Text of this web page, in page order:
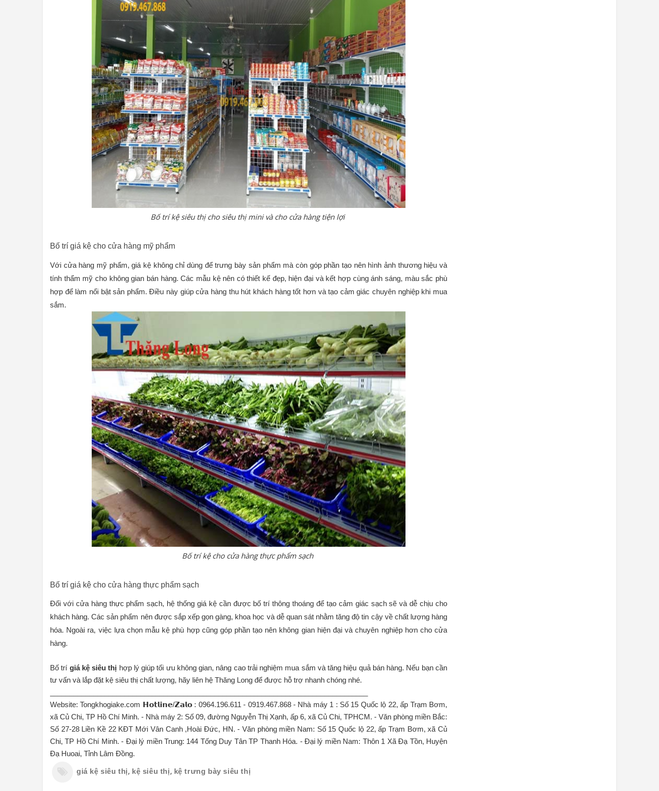
Bố trí kệ siêu thị cho siêu thị mini và cho cửa hàng tiện lợi
Bố trí giá kệ cho cửa hàng mỹ phẩm
Với cửa hàng mỹ phẩm, giá kệ không chỉ dùng để trưng bày sản phẩm mà còn góp phần tạo nên hình ảnh thương hiệu và
tính thẩm mỹ cho không gian bán hàng. Các mẫu kệ nên có thiết kế đẹp, hiện đại và kết hợp cùng ánh sáng, màu sắc phù
hợp để làm nổi bật sản phẩm. Điều này giúp cửa hàng thu hút khách hàng tốt hơn và tạo cảm giác chuyên nghiệp khi mua
sắm.
Bố trí kệ cho cửa hàng thực phẩm sạch
Bố trí giá kệ cho cửa hàng thực phẩm sạch
Đối với cửa hàng thực phẩm sạch, hệ thống giá kệ cần được bố trí thông thoáng để tạo cảm giác sạch sẽ và dễ chịu cho
khách hàng. Các sản phẩm nên được sắp xếp gọn gàng, khoa học và dễ quan sát nhằm tăng độ tin cậy về chất lượng hàng
hóa. Ngoài ra, việc lựa chọn mẫu kệ phù hợp cũng góp phần tạo nên không gian hiện đại và chuyên nghiệp hơn cho cửa
hàng.
Bố trí giá kệ siêu thị hợp lý giúp tối ưu không gian, nâng cao trải nghiệm mua sắm và tăng hiệu quả bán hàng. Nếu bạn cần
tư vấn và lắp đặt kệ siêu thị chất lượng, hãy liên hệ Thăng Long để được hỗ trợ nhanh chóng nhé.
Website: Tongkhogiake.com 𝗛𝗼𝘁𝗹𝗶𝗻𝗲/𝗭𝗮𝗹𝗼 : 0964.196.611 - 0919.467.868 - Nhà máy 1 : Số 15 Quốc lộ 22, ấp Trạm Bơm,
xã Củ Chi, TP Hồ Chí Minh. - Nhà máy 2: Số 09, đường Nguyễn Thị Xạnh, ấp 6, xã Củ Chi, TPHCM. - Văn phòng miền Bắc:
Số 27-28 Liền Kề 22 KĐT Mới Vân Canh ,Hoài Đức, HN. - Văn phòng miền Nam: Số 15 Quốc lộ 22, ấp Trạm Bơm, xã Củ
Chi, TP Hồ Chí Minh. - Đại lý miền Trung: 144 Tống Duy Tân TP Thanh Hóa. - Đại lý miền Nam: Thôn 1 Xã Đạ Tồn, Huyện
Đạ Huoai, Tỉnh Lâm Đồng.
giá kệ siêu thị, kệ siêu thị, kệ trưng bày siêu thị